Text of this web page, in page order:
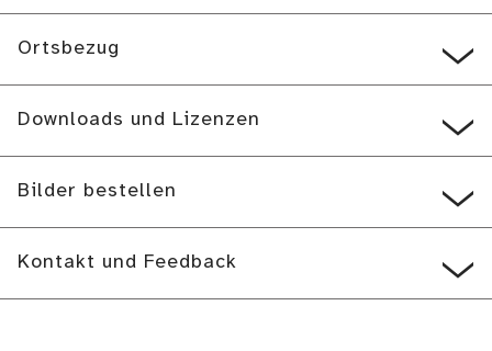
Ortsbezug
Downloads und Lizenzen
Bilder bestellen
Kontakt und Feedback